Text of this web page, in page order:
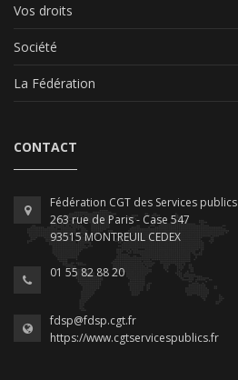
Vos droits
Société
La Fédération
CONTACT
Fédération CGT des Services publics
263 rue de Paris - Case 547
93515 MONTREUIL CEDEX
01 55 82 88 20
fdsp@fdsp.cgt.fr
https://www.cgtservicespublics.fr